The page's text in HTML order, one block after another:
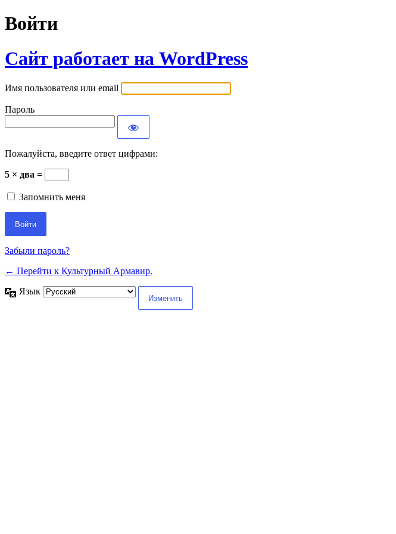
Войти
Сайт работает на WordPress
Имя пользователя или email
Пароль
Пожалуйста, введите ответ цифрами:
5 × два =
Запомнить меня
Забыли пароль?
← Перейти к Культурный Армавир.
Язык